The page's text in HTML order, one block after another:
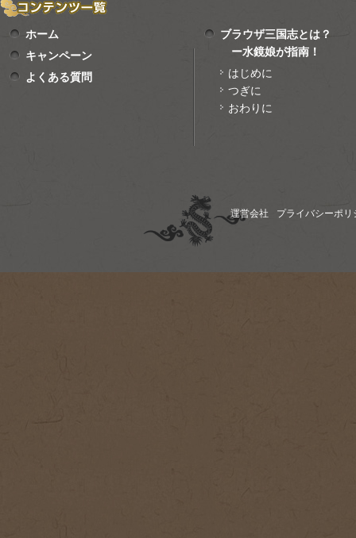
ホーム
キャンペーン
よくある質問
ブラウザ三国志とは？
ー水鏡娘が指南！
はじめに
つぎに
おわりに
運営会社 プライバシーポリ